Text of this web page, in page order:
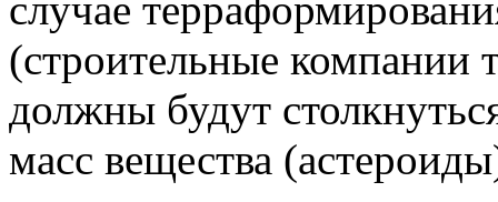
случае
(строительные компании
должны будут
масс вещества